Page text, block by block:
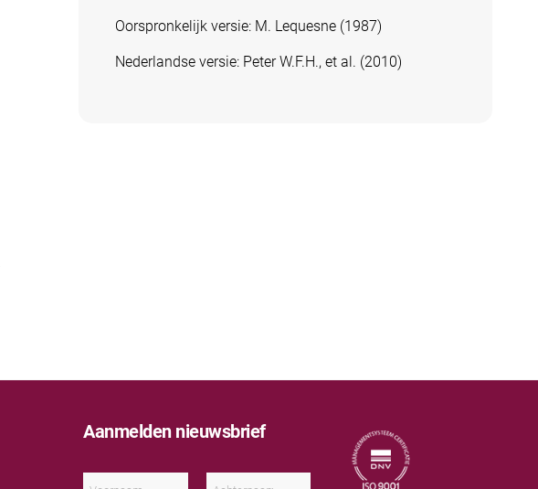
Oorspronkelijk versie: M. Lequesne (1987)
Nederlandse versie: Peter W.F.H., et al. (2010)
Aanmelden nieuwsbrief